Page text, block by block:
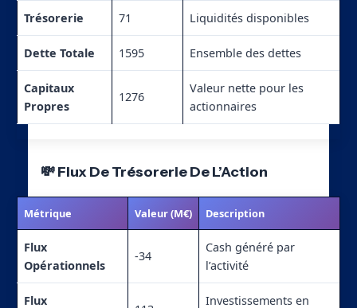
Trésorerie 71 Liquidités disponibles
Dette Totale 1595 Ensemble des dettes
Capitaux
Propres
1276
Valeur nette pour les
actionnaires
💸 Flux De Trésorerie De L’Action
Métrique Valeur (M€) Description
Flux
Opérationnels
-34
Cash généré par
l’activité
Flux
Investissements en